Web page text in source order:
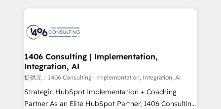
help businesses grow through technology, creativity,
500+ HubSpot implementations, building end-to-
inbound and loop marketing, content, and digital
creativity. Our multicultural team works in Spanish,
Portuguese, and English to design scalable strategies
that drive measurable growth. 🌎 Highlights: • 10+
years as a HubSpot partner. • 2023 Impact Awards:
1406 Consulting | Implementation,
Integration, AI
提供元：1406 Consulting | Implementation, Integration, AI
Strategic HubSpot Implementation + Coaching
Partner As an Elite HubSpot Partner, 1406 Consulting